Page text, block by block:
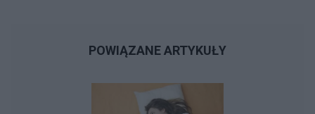
POWIĄZANE ARTYKUŁY